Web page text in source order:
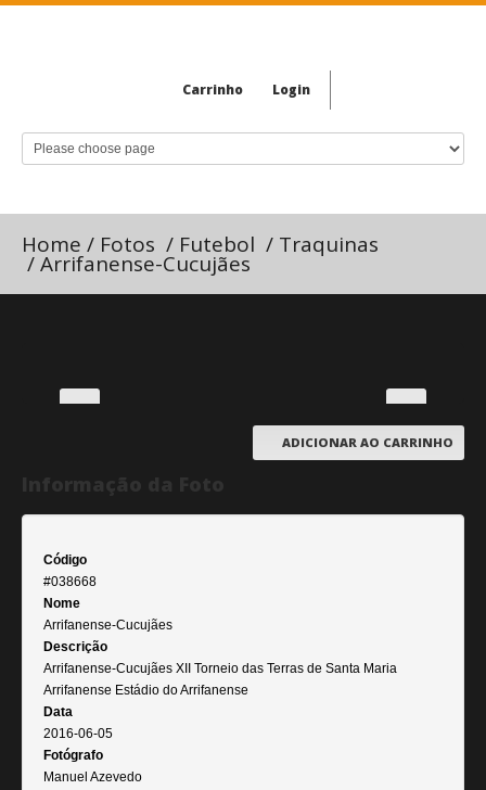
Carrinho Login
Home / Fotos / Futebol / Traquinas
/Arrifanense-Cucujães
ADICIONAR AO CARRINHO
Código
#038668
Nome
Arrifanense-Cucujães
Descrição
Arrifanense-Cucujães XII Torneio das Terras de Santa Maria
Arrifanense Estádio do Arrifanense
Data
2016-06-05
Fotógrafo
Manuel Azevedo